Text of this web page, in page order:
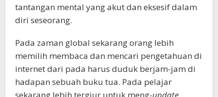
tantangan mental yang akut dan eksesif dalam
diri seseorang.
Pada zaman global sekarang orang lebih
memilih membaca dan mencari pengetahuan di
internet dari pada harus duduk berjam-jam di
hadapan sebuah buku tua. Pada pelajar